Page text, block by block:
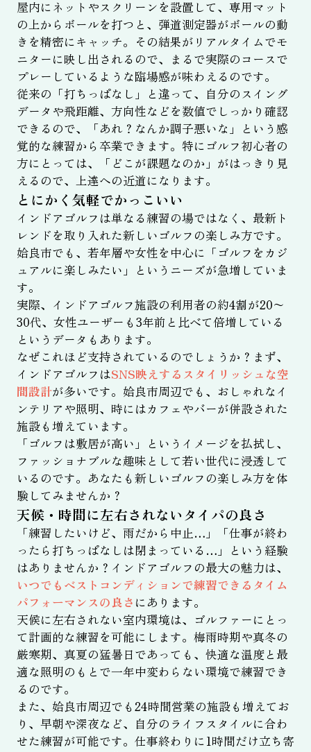
屋内にネットやスクリーンを設置して、専用マット
の上からボールを打つと、弾道測定器がボールの動
きを精密にキャッチ。その結果がリアルタイムでモ
ニターに映し出されるので、まるで実際のコースで
プレーしているような臨場感が味わえるのです。
従来の「打ちっぱなし」と違って、自分のスイング
データや飛距離、方向性などを数値でしっかり確認
できるので、「あれ？なんか調子悪いな」という感
覚的な練習から卒業できます。特にゴルフ初心者の
方にとっては、「どこが課題なのか」がはっきり見
えるので、上達への近道になります。
とにかく気軽でかっこいい
インドアゴルフは単なる練習の場ではなく、最新ト
レンドを取り入れた新しいゴルフの楽しみ方です。
姶良市でも、若年層や女性を中心に「ゴルフをカジ
ュアルに楽しみたい」というニーズが急増していま
す。
実際、インドアゴルフ施設の利用者の約4割が20〜
30代、女性ユーザーも3年前と比べて倍増している
というデータもあります。
なぜこれほど支持されているのでしょうか？まず、
インドアゴルフはSNS映えするスタイリッシュな空
間設計が多いです。姶良市周辺でも、おしゃれなイ
ンテリアや照明、時にはカフェやバーが併設された
施設も増えています。
「ゴルフは敷居が高い」というイメージを払拭し、
ファッショナブルな趣味として若い世代に浸透して
いるのです。あなたも新しいゴルフの楽しみ方を体
験してみませんか？
天候・時間に左右されないタイパの良さ
「練習したいけど、雨だから中止…」「仕事が終わ
ったら打ちっぱなしは閉まっている…」という経験
はありませんか？インドアゴルフの最大の魅力は、
いつでもベストコンディションで練習できるタイム
パフォーマンスの良さ にあります。
天候に左右されない室内環境は、ゴルファーにとっ
て計画的な練習を可能にします。梅雨時期や真冬の
厳寒期、真夏の猛暑日であっても、快適な温度と最
適な照明のもとで一年中変わらない環境で練習でき
るのです。
また、姶良市周辺でも24時間営業の施設も増えてお
り、早朝や深夜など、自分のライフスタイルに合わ
せた練習が可能です。仕事終わりに1時間だけ立ち寄